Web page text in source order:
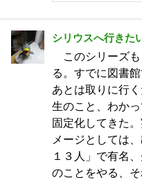
シリウスへ行きた
このシリーズも
る。すでに図書
あとは取りに行
生のこと、わか
固定化してきた
メージとしては
１３人」で有名
のことをやる、